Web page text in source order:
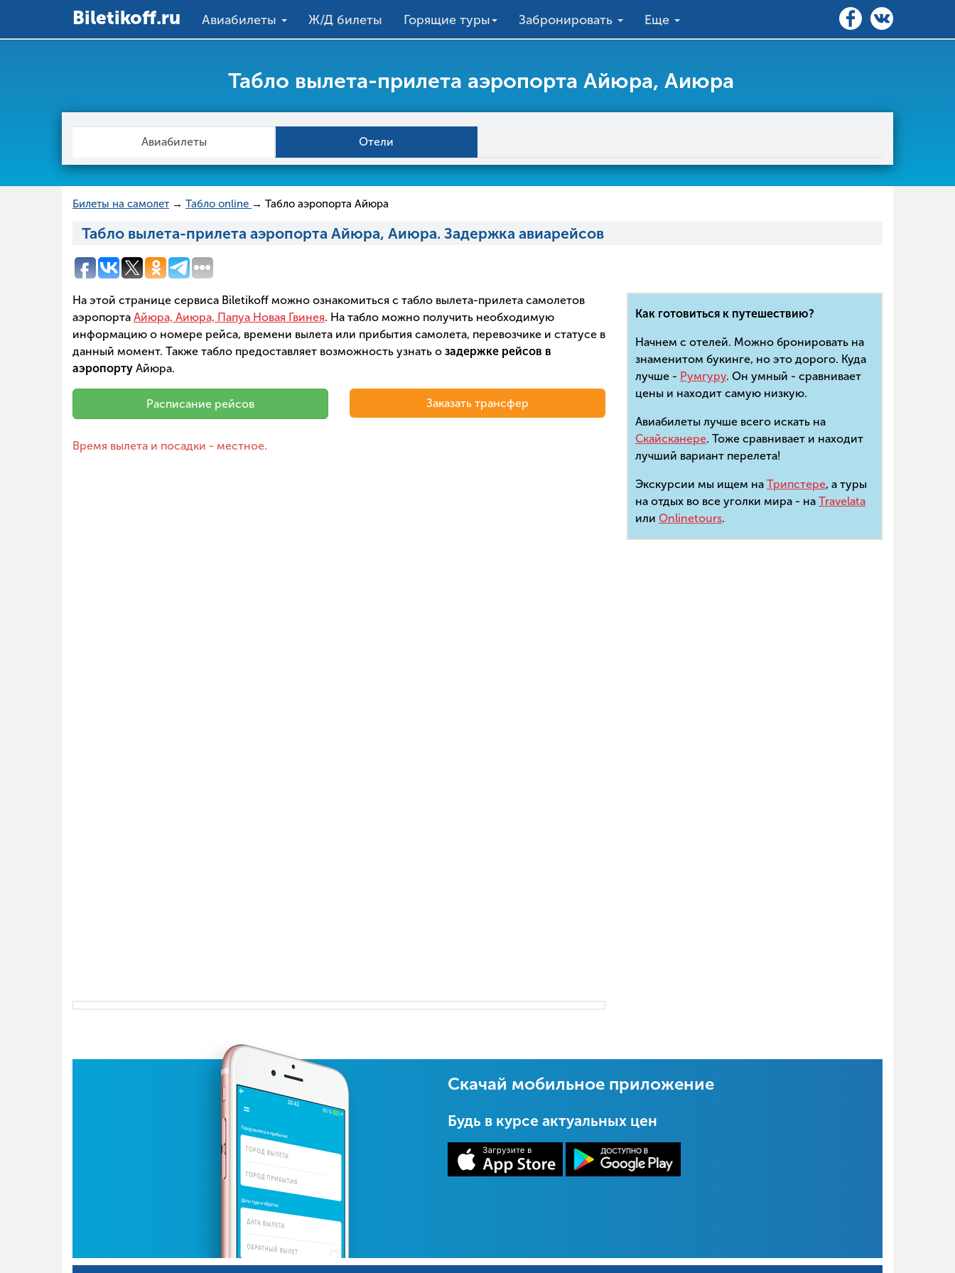
Вiletikoff.ru Авиабилеты Ж/Д билеты Горящие туры Забронировать Еще
Табло вылета-прилета аэропорта Айюра, Аиюра
Авиабилеты Отели
Билеты на самолет → Табло online → Табло аэропорта Айюра
Табло вылета-прилета аэропорта Айюра, Аиюра. Задержка авиарейсов
На этой странице сервиса Biletikoff можно ознакомиться с табло вылета-прилета самолетов
аэропорта Айюра, Аиюра, Папуа Новая Гвинея. На табло можно получить необходимую
информацию о номере рейса, времени вылета или прибытия самолета, перевозчике и статусе в
данный момент. Также табло предоставляет возможность узнать о задержке рейсов в
аэропорту Айюра.
Расписание рейсов Заказать трансфер
Время вылета и посадки - местное.
Как готовиться к путешествию?
Начнем с отелей. Можно бронировать на
знаменитом букинге, но это дорого. Куда
лучше - Румгуру. Он умный - сравнивает
цены и находит самую низкую.
Авиабилеты лучше всего искать на
Скайсканере. Тоже сравнивает и находит
лучший вариант перелета!
Экскурсии мы ищем на Трипстере, а туры
на отдых во все уголки мира - на Travelata
или Onlinetours.
Скачай мобильное приложение
Будь в курсе актуальных цен